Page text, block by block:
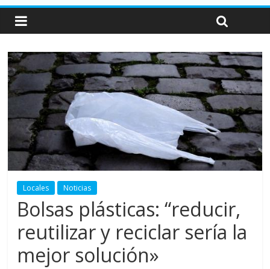
Locales Noticias
Bolsas plásticas: “reducir,
reutilizar y reciclar sería la
mejor solución»